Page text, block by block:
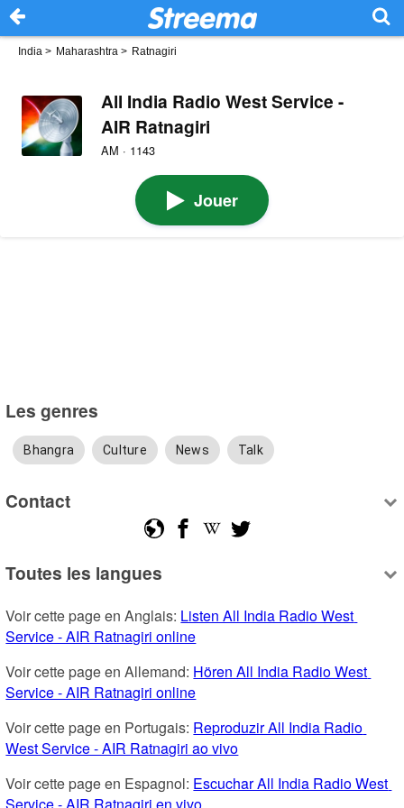
India > Maharashtra > Ratnagiri
All India Radio West Service -
AIR Ratnagiri
AM · 1143
Jouer
Les genres
Bhangra Culture News Talk
Contact
Toutes les langues
Voir cette page en Anglais: Listen All India Radio West
Service - AIR Ratnagiri online
Voir cette page en Allemand: Hören All India Radio West
Service - AIR Ratnagiri online
Voir cette page en Portugais: Reproduzir All India Radio
West Service - AIR Ratnagiri ao vivo
Voir cette page en Espagnol: Escuchar All India Radio West
Service - AIR Ratnagiri en vivo